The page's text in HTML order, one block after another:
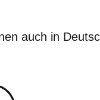
auch in